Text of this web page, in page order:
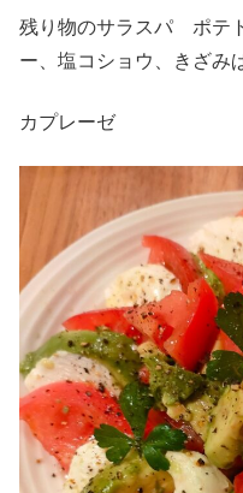
残り物のサラスパ ポテ
ー、塩コショウ、きざみ
カプレーゼ